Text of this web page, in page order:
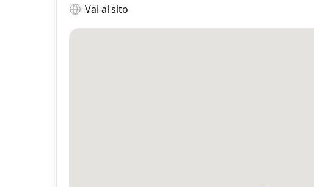
Vai al sito